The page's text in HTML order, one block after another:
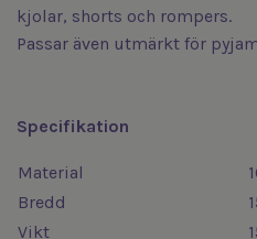
kjolar, shorts och rompers.
Passar även utmärkt för
Specifikation
Material
Bredd
Vikt